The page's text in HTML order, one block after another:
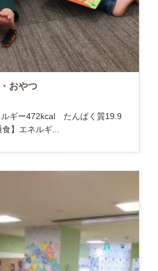
おやつ
ルギー472kcal たんぱく質19.9
】エネルギ...